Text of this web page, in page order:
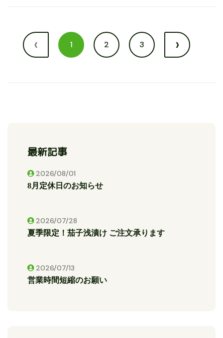
‹ 1 2 3 ›
最新記事
2026/08/01
8月定休日のお知らせ
2026/07/28
夏季限定！茄子浅漬け ご注文承ります
2026/07/13
営業時間短縮のお願い